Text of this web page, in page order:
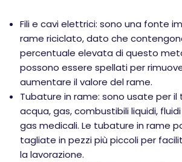
Fili e cavi elettrici: sono una fonte
rame riciclato, dato che
percentuale elevata di questo
possono essere spellati per
aumentare il valore del rame.
Tubature in rame: sono usate per
acqua, gas, combustibili liquidi,
gas medicali. Le tubature in rame
tagliate in pezzi più piccoli per
la lavorazione.